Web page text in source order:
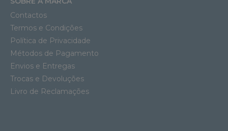
Contactos
Termos e Condições
Política de Privacidade
Métodos de Pagamento
Envios e Entregas
Trocas e Devoluções
Livro de Reclamações